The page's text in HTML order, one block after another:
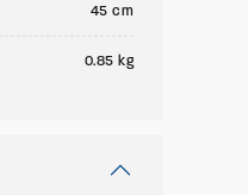
45 cm
0.85 kg